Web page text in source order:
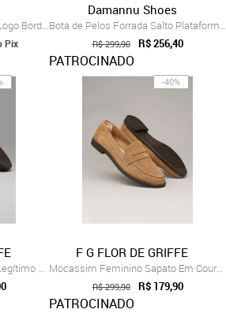
Camiseta Masculina Colcci Logo Bordado Mostarda
Pix
Damannu Shoes
Bota de Pelos Forrada Salto Plataforma C...
R$ 299,90 R$ 256,40
PATROCINADO
Mocassim Feminino Couro Legítimo Marrom ...
-40%
F G FLOR DE GRIFFE
Mocassim Feminino Sapato Em Couro Legíti...
R$ 299,90 R$ 179,90
PATROCINADO